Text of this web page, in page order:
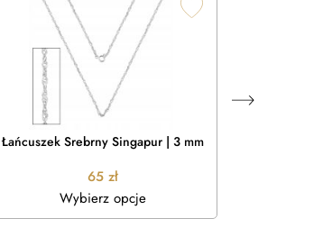
Łańcuszek Srebrny Singapur | 3 mm
65 zł
Wybierz opcje